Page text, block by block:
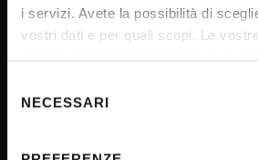
i servizi. Avete la possibilità di
vostri dati e per quali scopi. Le
privacy sono applicabili solo su
modificare o revocare il proprio
momento dalla Dichiarazione sui
delNECESSARI
Iniziative e convegni
Il 5x1000 all'Università di Verona
SPID